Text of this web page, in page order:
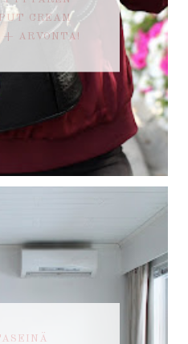
CREAM
+ ARVONTA!